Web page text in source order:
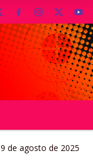
9 de agosto de 2025